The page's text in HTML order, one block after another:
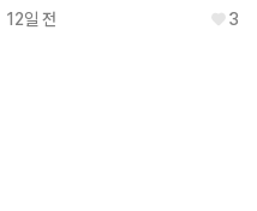
12일 전 3